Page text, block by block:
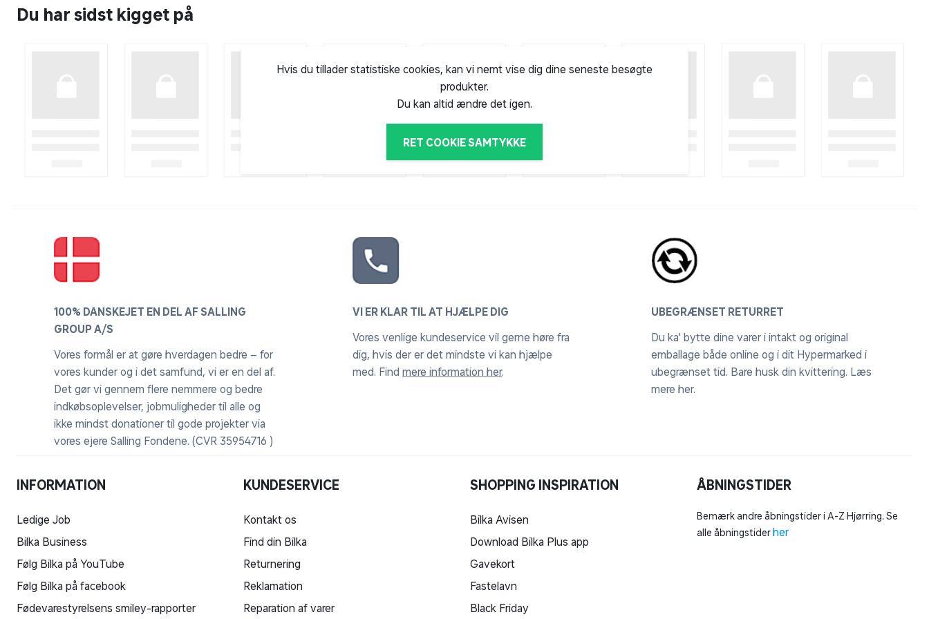
farven vil aftage gradvist og toner af sort og grå kan opstå fra svampesporer der naturligt gror
i overfladen. Vindridser vil opstå og ses ved små overflade revner, der ikke trænger ned i træet
Teak er rig på naturlige olier, der gør træet modstandsdygtigt mod gennemgående råd.
Vejr og vind vil påvirke udseende af overfladen i form af sorte pletter fra svampesporrer og
• Teak skal afrenses inden oliering. Læs vejledningen for den valgte olie.
• Tjek olieanvisningen. Forkert afrens forsegler pletter under olien.
• Optimalt vedligehold medfører afvask + oliering HVERT år
Efter udpakning kan møblerne behandles med olie eller sæbe.
• Såfremt møblerne ikke behandles, vil overfladen gradvist blive mørk, siden grålig og opnå
patina gennem påvirkning af omgivelserne.
• Oliebehandling af overfladen har ikke betydning for træets holdbarhed, men kan afhjælpe
problemer med pletter, snavs og vindridser. Såfremt oliebehandling foretages, SKAL møblet
rengøres jf. olieproducentens anvisninger, inden oliering, da forkert behandling kan forsegle
svampesporer under olien. Her vil de brede sig og farve overfladen sort, hvorefter alt skal
afrenses el. slibes før processen kan gøres om.
Mange af vores havemøbler er i aluminium. Og særligt havemøbler lavet i aluminium er
praktiske, da aluminium er et stærkt og holdbart materiale, samtidigt med at aluminium er et let
materiale, og derfor er det nemt at flytte rundt på sine havemøbler i haven eller terrassen.
Andre fordele ved aluminium er blandt andet, at det er det er rustfrit, og nemt at vedligeholde.
Vedligeholdelse af aluminium møbler:
Du har sidst kigget på
Hvis du tillader statistiske cookies, kan vi nemt vise dig dine seneste besøgte
produkter.
Du kan altid ændre det igen.
RET COOKIE SAMTYKKE
100% DANSKEJET EN DEL AF SALLING
GROUP A/S
Vores formål er at gøre hverdagen bedre – for
vores kunder og i det samfund, vi er en del af.
Det gør vi gennem flere nemmere og bedre
indkøbsoplevelser, jobmuligheder til alle og
ikke mindst donationer til gode projekter via
vores ejere Salling Fondene. (CVR 35954716 )
VI ER KLAR TIL AT HJÆLPE DIG
Vores venlige kundeservice vil gerne høre fra
dig, hvis der er det mindste vi kan hjælpe
med. Find mere information her.
UBEGRÆNSET RETURRET
Du ka' bytte dine varer i intakt og original
emballage både online og i dit Hypermarked i
ubegrænset tid. Bare husk din kvittering. Læs
mere her.
INFORMATION
Ledige Job
Bilka Business
Følg Bilka på YouTube
Følg Bilka på facebook
Fødevarestyrelsens smiley-rapporter
KUNDESERVICE
Kontakt os
Find din Bilka
Returnering
Reklamation
Reparation af varer
SHOPPING INSPIRATION
Bilka Avisen
Download Bilka Plus app
Gavekort
Fastelavn
Black Friday
ÅBNINGSTIDER
Bemærk andre åbningstider i A-Z Hjørring. Se
alle åbningstiderher